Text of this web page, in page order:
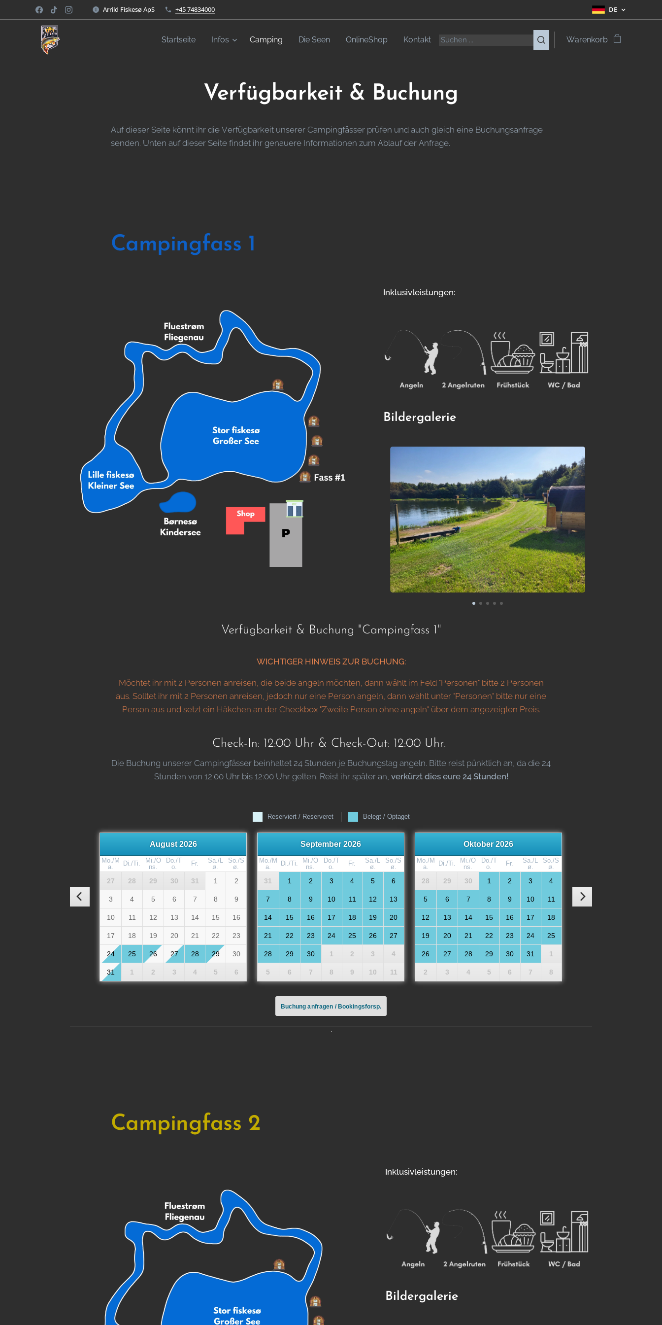
Arrild Fiskesø ApS +45 74834000 DE
Startseite Infos Camping Die Seen OnlineShop Kontakt Warenkorb
Verfügbarkeit & Buchung
Auf dieser Seite könnt ihr die Verfügbarkeit unserer Campingfässer prüfen und auch gleich eine Buchungsanfrage
senden. Unten auf dieser Seite findet ihr genauere Informationen zum Ablauf der Anfrage.
Campingfass 1
Inklusivleistungen:
Bildergalerie
Verfügbarkeit & Buchung "Campingfass 1"
WICHTIGER HINWEIS ZUR BUCHUNG:
Möchtet ihr mit 2 Personen anreisen, die beide angeln möchten, dann wählt im Feld "Personen" bitte 2 Personen
aus. Solltet ihr mit 2 Personen anreisen, jedoch nur eine Person angeln, dann wählt unter "Personen" bitte nur eine
Person aus und setzt ein Häkchen an der Checkbox "Zweite Person ohne angeln" über dem angezeigten Preis.
Check-In: 12:00 Uhr & Check-Out: 12:00 Uhr.
Die Buchung unserer Campingfässer beinhaltet 24 Stunden je Buchungstag angeln. Bitte reist pünktlich an, da die 24
Stunden von 12:00 Uhr bis 12:00 Uhr gelten. Reist ihr später an, verkürzt dies eure 24 Stunden!
Reserviert / Reserveret Belegt / Optaget
August 2026
Mo./M
a.
Di./Ti.
Mi./O
ns.
Do./T
o.
Fr.
Sa./L
ø.
So./S
ø.
27 28 29 30 31 1 2
3 4 5 6 7 8 9
10 11 12 13 14 15 16
17 18 19 20 21 22 23
24 25 26 27 28 29 30
31 1 2 3 4 5 6
September 2026
Mo./M
a.
Di./Ti.
Mi./O
ns.
Do./T
o.
Fr.
Sa./L
ø.
So./S
ø.
31 1 2 3 4 5 6
7 8 9 10 11 12 13
14 15 16 17 18 19 20
21 22 23 24 25 26 27
28 29 30 1 2 3 4
5 6 7 8 9 10 11
Oktober 2026
Mo./M
a.
Di./Ti.
Mi./O
ns.
Do./T
o.
Fr.
Sa./L
ø.
So./S
ø.
28 29 30 1 2 3 4
5 6 7 8 9 10 11
12 13 14 15 16 17 18
19 20 21 22 23 24 25
26 27 28 29 30 31 1
2 3 4 5 6 7 8
Buchung anfragen / Bookingsforsp.
Ihre Telefonnummer / Dit telefonnr.
E-Mailadresse
Kommentar
Campingfass 2
Inklusivleistungen:
Bildergalerie